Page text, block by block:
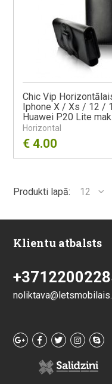
Chic Vip
Iphone X / Xs / 12 /
Huawei P20 Lite
Horizontal
€ 4.00
Produkti lapā: 12
Klientu atbalsts